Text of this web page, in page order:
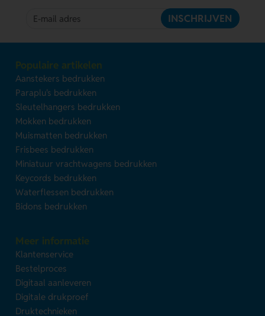
INSCHRIJVEN
Populaire artikelen
Aanstekers bedrukken
Paraplu's bedrukken
Sleutelhangers bedrukken
Mokken bedrukken
Muismatten bedrukken
Frisbees bedrukken
Miniatuur vrachtwagens bedrukken
Keycords bedrukken
Waterflessen bedrukken
Bidons bedrukken
Meer informatie
Klantenservice
Bestelproces
Digitaal aanleveren
Digitale drukproef
Druktechnieken